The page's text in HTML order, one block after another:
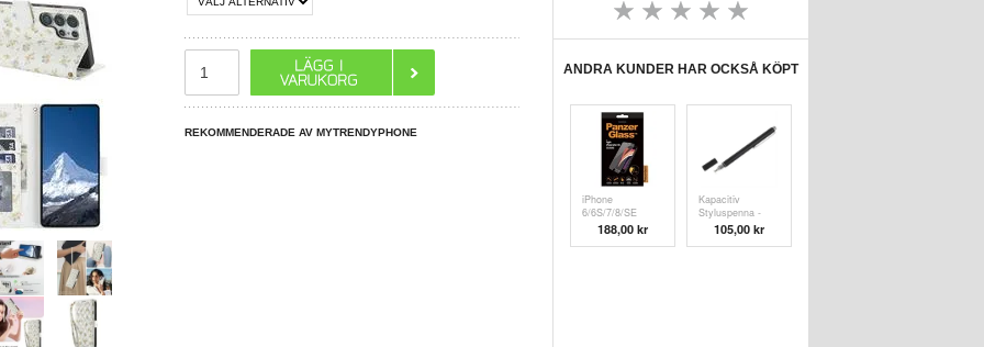
REKOMMENDERADE AV MYTRENDYPHONE
ANDRA KUNDER HAR OCKSÅ KÖPT
iPhone
6/6S/7/8/SE
(2020)/SE (
188,00 kr
Kapacitiv
Styluspenna -
Svart105,00 kr